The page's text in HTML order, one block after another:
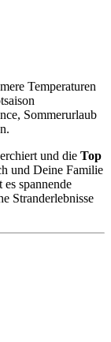
Temperaturen
Sommerurlaub
und die Top
und Deine Familie
spannende
Stranderlebnisse